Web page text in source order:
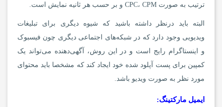
ترتیب به صورت CPC، CPM و بر حسب هر ثانیه نمایش است.
البته باید درنظر داشته باشید که شیوه دیگری برای تبلیغات
ویدیویی وجود دارد که در شبکه‌های اجتماعی دیگری چون فیسبوک
و اینستاگرام رایج است و در این روش، آگهی‌دهنده می‌تواند یک
کمپین برای پست آپلود شده خود ایجاد کند که مشخصا باید محتوای
مورد نظر به صورت ویدیو باشد.
ایمیل مارکتین‍گ: